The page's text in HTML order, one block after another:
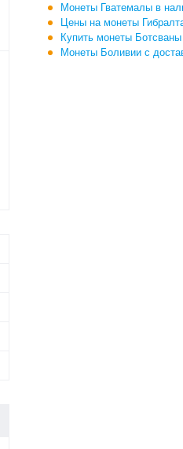
Монеты Гватемалы в
Цены на монеты
Купить монеты
Монеты Боливии с